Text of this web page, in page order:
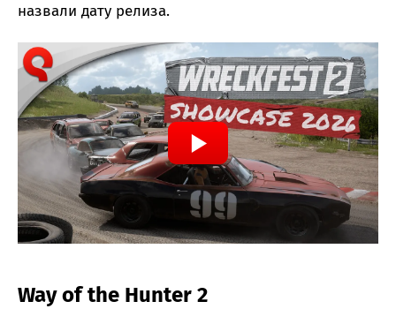
назвали дату релиза.
Way of the Hunter 2